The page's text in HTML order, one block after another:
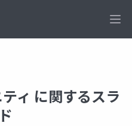
ィ に関するスラ